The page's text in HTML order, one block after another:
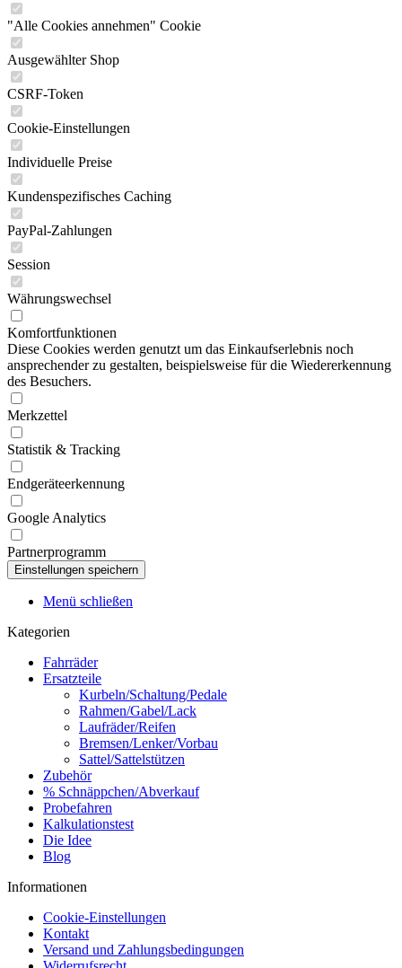
"Alle Cookies annehmen" Cookie
Ausgewählter Shop
CSRF-Token
Cookie-Einstellungen
Individuelle Preise
Kundenspezifisches Caching
PayPal-Zahlungen
Session
Währungswechsel
Komfortfunktionen
Diese Cookies werden genutzt um das Einkaufserlebnis noch
ansprechender zu gestalten, beispielsweise für die Wiedererkennung
des Besuchers.
Merkzettel
Statistik & Tracking
Endgeräteerkennung
Google Analytics
Partnerprogramm
Menü schließen
Kategorien
Fahrräder
Ersatzteile
Kurbeln/Schaltung/Pedale
Rahmen/Gabel/Lack
Laufräder/Reifen
Bremsen/Lenker/Vorbau
Sattel/Sattelstützen
Zubehör
% Schnäppchen/Abverkauf
Probefahren
Kalkulationstest
Die Idee
Blog
Informationen
Cookie-Einstellungen
Kontakt
Versand und Zahlungsbedingungen